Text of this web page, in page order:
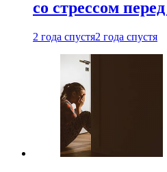
со стрессом
2 года спустя2 года спустя